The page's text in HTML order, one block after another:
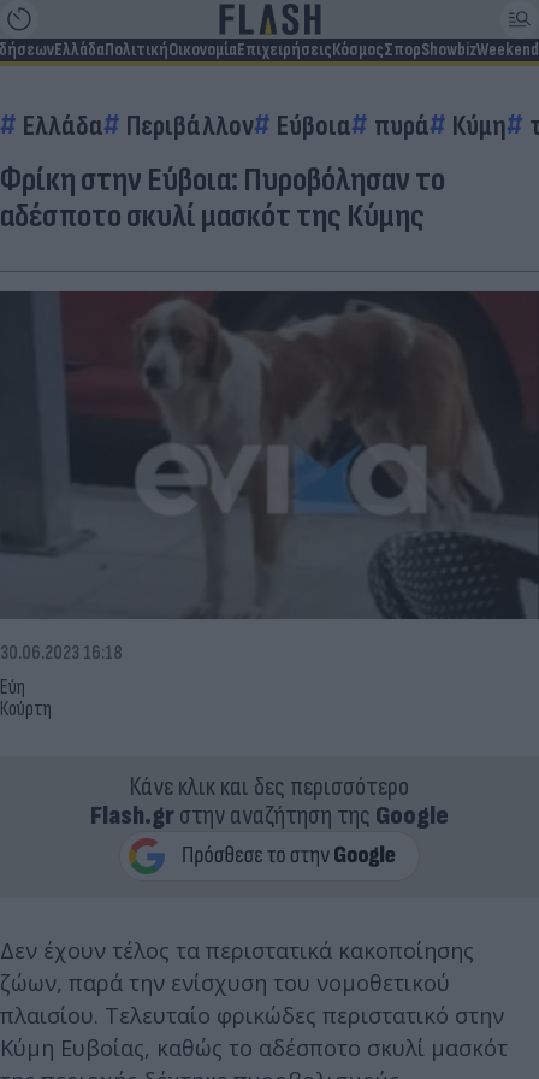
ΕλλάδαΠολιτικήΟικονομίαΕπιχειρήσειςΚόσμοςΣπορShowbizWeekend
Ελλάδα Περιβάλλον Εύβοια πυρά Κύμη
Φρίκη στην Εύβοια: Πυροβόλησαν το
αδέσποτο σκυλί μασκότ της Κύμης
Εύη
Κούρτη
30.06.2023 16:18
Κάνε κλικ και δες περισσότερο
Flash.grστην αναζήτηση της Google
Δεν έχουν τέλος τα περιστατικά κακοποίησης
ζώων, παρά την ενίσχυση του νομοθετικού
πλαισίου. Τελευταίο φρικώδες περιστατικό στην
Κύμη Ευβοίας, καθώς το αδέσποτο σκυλί μασκότ